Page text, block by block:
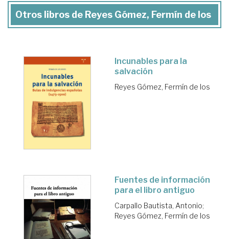
Otros libros de Reyes Gómez, Fermín de los
Incunables para la
salvación
Reyes Gómez, Fermín de los
Fuentes de información
para el libro antiguo
Carpallo Bautista, Antonio;
Reyes Gómez, Fermín de los